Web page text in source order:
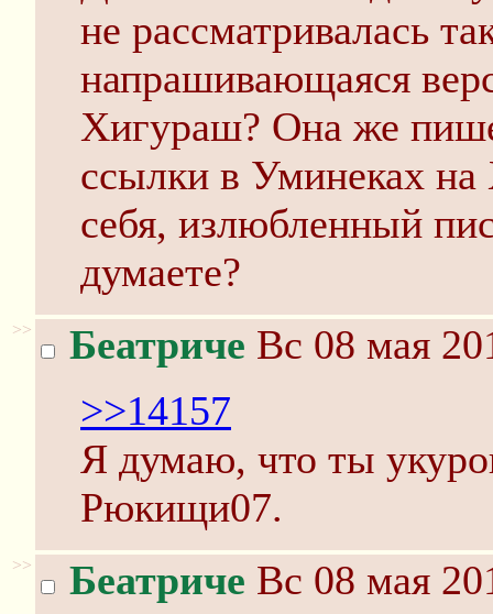
не рассматривалась
напрашивающаяся
Хигураш? Она же
ссылки в Уминеках
себя, излюбленный
думаете?
>> Беатриче Вс 08 мая
>>14157
Я думаю, что ты
Рюкищи07.
>> Беатриче Вс 08 мая